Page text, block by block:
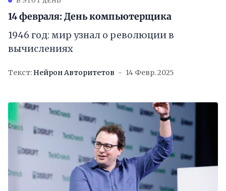
14 февраля: День компьютерщика
1946 год: мир узнал о революции в
вычислениях
Текст: Нейрон Авторитетов 14 Февр. 2025